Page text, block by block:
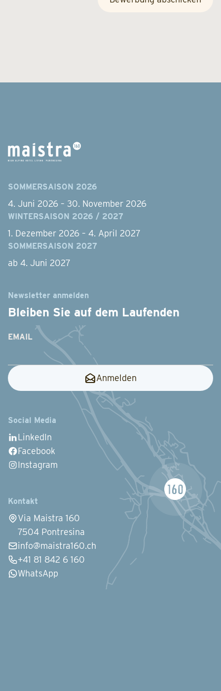
SOMMERSAISON 2026
4. Juni 2026 – 30. November 2026
WINTERSAISON 2026 / 2027
1. Dezember 2026 – 4. April 2027
SOMMERSAISON 2027
ab 4. Juni 2027
Newsletter anmelden
Bleiben Sie auf dem Laufenden
EMAIL
Anmelden
Social Media
LinkedIn
Facebook
Instagram
Kontakt
Via Maistra 160
7504 Pontresina
info@maistra160.ch
+41 81 842 6 160
WhatsApp